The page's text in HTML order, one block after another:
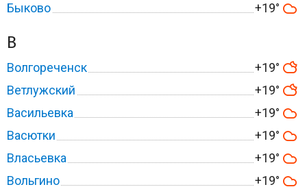
Быково
+19°
В
Волгореченск
+19°
Ветлужский
+19°
Васильевка
+19°
Васютки
+19°
Власьевка
+19°
Вольгино
+19°